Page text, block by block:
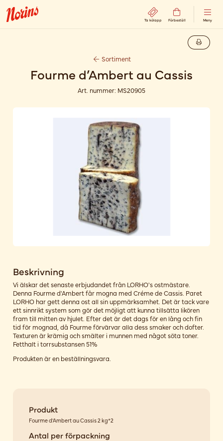
Ta kölapp Förbeställ Meny
Sortiment
Fourme d’Ambert au Cassis
Art. nummer: MS20905
Beskrivning
Vi älskar det senaste erbjudandet från LORHO's ostmästare.
Denna Fourme d'Ambert får mogna med Créme de Cassis. Paret
LORHO har gett denna ost all sin uppmärksamhet. Det är tack vare
ett sinnrikt system som gör det möjligt att kunna tillsätta likören
fram till mitten av hjulet. Efter det är det dags för en lång och fin
tid för mognad, då Fourme förvärvar alla dess smaker och dofter.
Texturen är krämig och smälter i munnen med något söta toner.
Fetthalt i torrsubstansen 51%
Produkten är en beställningsvara.
Produkt
Fourme d'Ambert au Cassis 2 kg*2
Antal per förpackning